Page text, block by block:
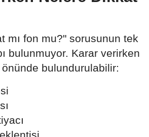
mı fon mu?" sorusunun tek
bulunmuyor. Karar verirken
bulundurulabilir: